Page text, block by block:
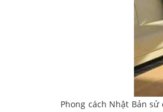
Phong cách Nhật Bản